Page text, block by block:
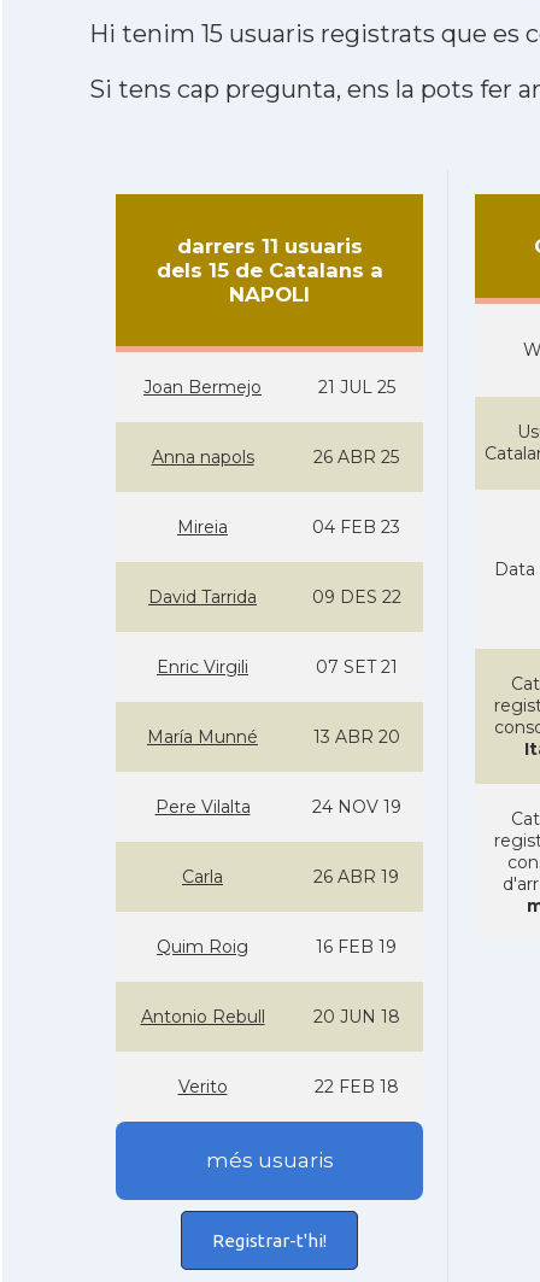
Hi tenim 15 usuaris registrats que
Si tens cap pregunta, ens la pots fer
darrers 11 usuaris
dels 15 de Catalans a
NAPOLI
Joan Bermejo 21 JUL 25
Anna napols 26 ABR 25
Mireia 04 FEB 23
David Tarrida 09 DES 22
Enric Virgili 07 SET 21
María Munné 13 ABR 20
Pere Vilalta 24 NOV 19
Carla 26 ABR 19
Quim Roig 16 FEB 19
Antonio Rebull 20 JUN 18
Verito 22 FEB 18
més usuaris
Registrar-t'hi!
Data